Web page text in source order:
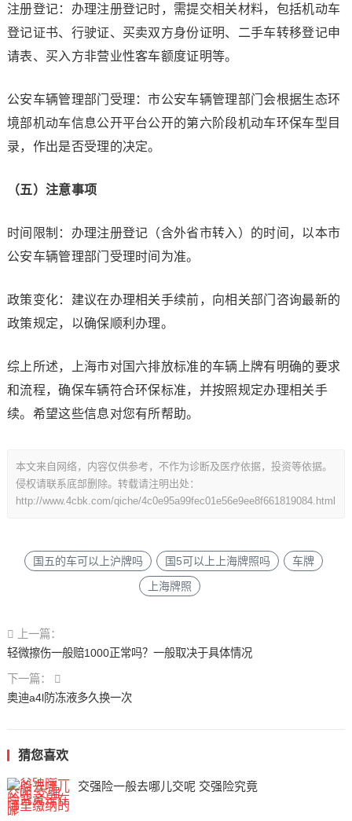
注册登记：办理注册登记时，需提交相关材料，包括机动车
登记证书、行驶证、买卖双方身份证明、二手车转移登记申
请表、买入方非营业性客车额度证明等。
公安车辆管理部门受理：市公安车辆管理部门会根据生态环
境部机动车信息公开平台公开的第六阶段机动车环保车型目
录，作出是否受理的决定。
（五）注意事项
时间限制：办理注册登记（含外省市转入）的时间，以本市
公安车辆管理部门受理时间为准。
政策变化：建议在办理相关手续前，向相关部门咨询最新的
政策规定，以确保顺利办理。
综上所述，上海市对国六排放标准的车辆上牌有明确的要求
和流程，确保车辆符合环保标准，并按照规定办理相关手
续。希望这些信息对您有所帮助。
本文来自网络，内容仅供参考，不作为诊断及医疗依据，投资等依据。
侵权请联系底部删除。转载请注明出处：
http://www.4cbk.com/qiche/4c0e95a99fec01e56e9ee8f661819084.html
国五的车可以上沪牌吗 国5可以上上海牌照吗
车牌
上海牌照
上一篇：
轻微擦伤一般赔1000正常吗？一般取决于具体情况
下一篇：
奥迪a4l防冻液多久换一次
猜您喜欢
交强险一般去哪儿交呢 交强险究竟